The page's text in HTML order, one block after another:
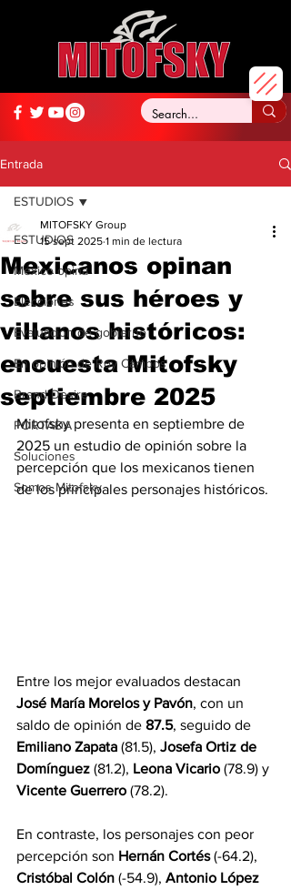
Entrada
ESTUDIOS
México opina
Elecciones
Evaluación de gobierno
En opinión de Roy Campos
Brand Desire
PORTADA
Soluciones
Somos Mitofsky
ESTUDIOS
Mexicanos opinan
sobre sus héroes y
villanos históricos:
encuesta Mitofsky
septiembre 2025
MITOFSKY Group
15 sept 2025 1 min de lectura
Mitofsky presenta en septiembre de
2025 un estudio de opinión sobre la
percepción que los mexicanos tienen
de los principales personajes históricos.
Entre los mejor evaluados destacan
José María Morelos y Pavón, con un
saldo de opinión de 87.5, seguido de
Emiliano Zapata (81.5), Josefa Ortiz de
Domínguez (81.2), Leona Vicario (78.9) y
Vicente Guerrero (78.2).
En contraste, los personajes con peor
percepción son Hernán Cortés (-64.2),
Cristóbal Colón (-54.9), Antonio López